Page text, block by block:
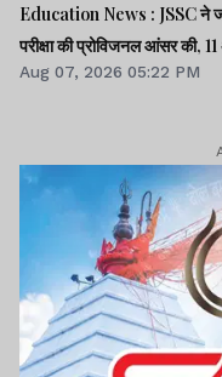
Education News : JSSC ने
परीक्षा की प्रोविजनल आंसर की,
Aug 07, 2026 05:22 PM